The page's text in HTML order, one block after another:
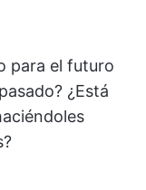
para el futuro
¿Está